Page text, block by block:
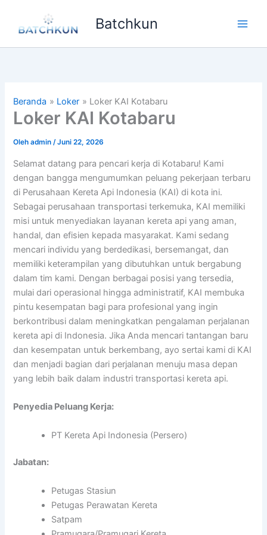
konten
Batchkun
Beranda Loker Loker KAI Kotabaru
Loker KAI Kotabaru
Olehadmin/Juni 22, 2026
Selamat datang para pencari kerja di Kotabaru! Kami
dengan bangga mengumumkan peluang pekerjaan terbaru
di Perusahaan Kereta Api Indonesia (KAI) di kota ini.
Sebagai perusahaan transportasi terkemuka, KAI memiliki
misi untuk menyediakan layanan kereta api yang aman,
handal, dan efisien kepada masyarakat. Kami sedang
mencari individu yang berdedikasi, bersemangat, dan
memiliki keterampilan yang dibutuhkan untuk bergabung
dalam tim kami. Dengan berbagai posisi yang tersedia,
mulai dari operasional hingga administratif, KAI membuka
pintu kesempatan bagi para profesional yang ingin
berkontribusi dalam meningkatkan pengalaman perjalanan
kereta api di Indonesia. Jika Anda mencari tantangan baru
dan kesempatan untuk berkembang, ayo sertai kami di KAI
dan menjadi bagian dari perjalanan menuju masa depan
yang lebih baik dalam industri transportasi kereta api.
Penyedia Peluang Kerja:
PT Kereta Api Indonesia (Persero)
Jabatan:
Petugas Stasiun
Petugas Perawatan Kereta
Satpam